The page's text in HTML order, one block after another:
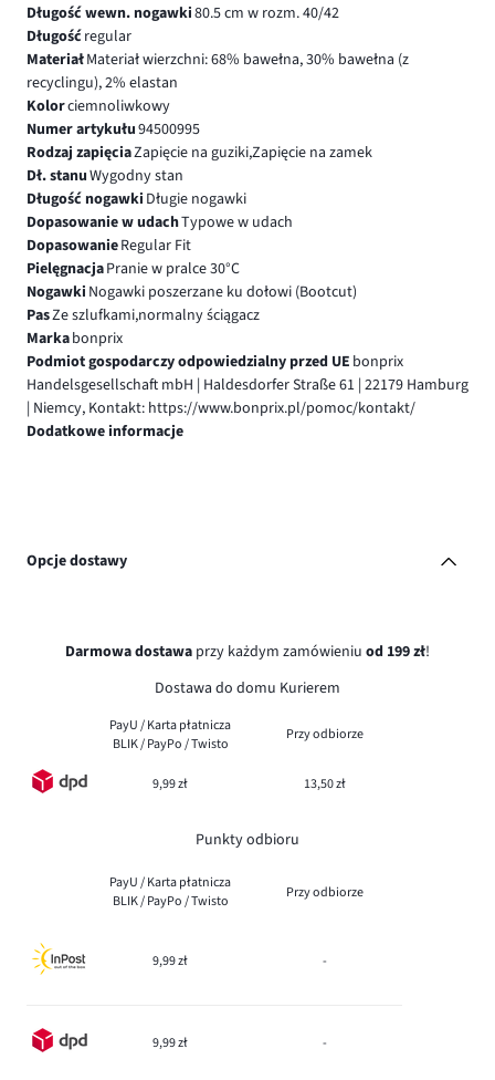
Długość wewn. nogawki80.5 cm w rozm. 40/42
Długośćregular
MateriałMateriał wierzchni: 68% bawełna, 30% bawełna (z
recyclingu), 2% elastan
Kolorciemnoliwkowy
Numer artykułu94500995
Rodzaj zapięciaZapięcie na guziki,Zapięcie na zamek
Dł. stanuWygodny stan
Długość nogawki Długie nogawki
Dopasowanie w udachTypowe w udach
DopasowanieRegular Fit
PielęgnacjaPranie w pralce 30°C
Nogawki Nogawki poszerzane ku dołowi (Bootcut)
PasZe szlufkami,normalny ściągacz
Markabonprix
Podmiot gospodarczy odpowiedzialny przed UE bonprix
Handelsgesellschaft mbH | Haldesdorfer Straße 61 | 22179 Hamburg
| Niemcy, Kontakt: https://www.bonprix.pl/pomoc/kontakt/
Dodatkowe informacje
Opcje dostawy
Darmowa dostawa przy każdym zamówieniu od 199 zł!
Dostawa do domu Kurierem
PayU / Karta płatnicza
BLIK / PayPo / Twisto
Przy odbiorze
9,99 zł 13,50 zł
Punkty odbioru
PayU / Karta płatnicza
BLIK / PayPo / Twisto
Przy odbiorze
9,99 zł -
9,99 zł -